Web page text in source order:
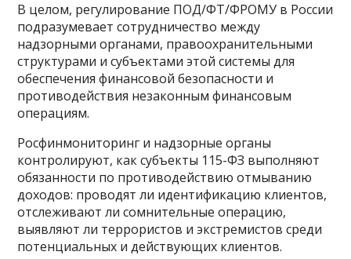
В целом, регулирование ПОД/ФТ/ФРОМУ в России
подразумевает сотрудничество между
надзорными органами, правоохранительными
структурами и субъектами этой системы для
обеспечения финансовой безопасности и
противодействия незаконным финансовым
операциям.
Росфинмониторинг и надзорные органы
контролируют, как субъекты 115-ФЗ выполняют
обязанности по противодействию отмыванию
доходов: проводят ли идентификацию клиентов,
отслеживают ли сомнительные операцию,
выявляют ли террористов и экстремистов среди
потенциальных и действующих клиентов.